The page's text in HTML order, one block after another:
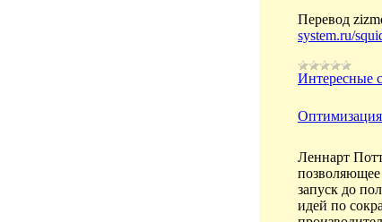
Перевод
system.ru/
Интересные
Оптимизация
Леннарт
позволяющее
запуск до
идей по